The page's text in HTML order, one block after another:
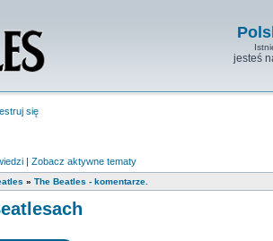
jesteś
się
| Zobacz aktywne tematy
» The Beatles - komentarze.